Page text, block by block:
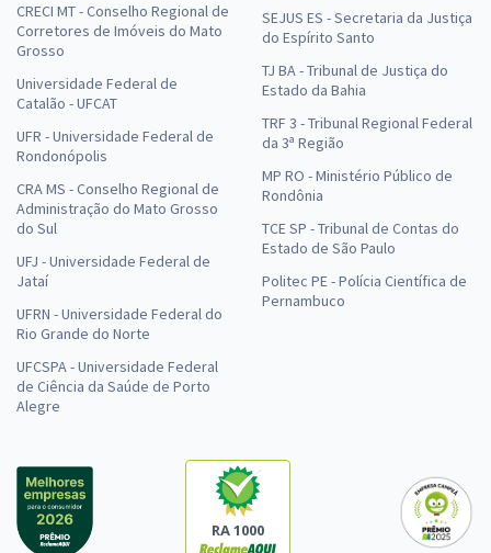
CRECI MT - Conselho Regional de
Corretores de Imóveis do Mato
Grosso
Universidade Federal de
Catalão - UFCAT
UFR - Universidade Federal de
Rondonópolis
CRA MS - Conselho Regional de
Administração do Mato Grosso
do Sul
UFJ - Universidade Federal de
Jataí
UFRN - Universidade Federal do
Rio Grande do Norte
UFCSPA - Universidade Federal
de Ciência da Saúde de Porto
Alegre
SEJUS ES - Secretaria da Justiça
do Espírito Santo
TJ BA - Tribunal de Justiça do
Estado da Bahia
TRF 3 - Tribunal Regional Federal
da 3ª Região
MP RO - Ministério Público de
Rondônia
TCE SP - Tribunal de Contas do
Estado de São Paulo
Politec PE - Polícia Científica de
Pernambuco
RA 1000